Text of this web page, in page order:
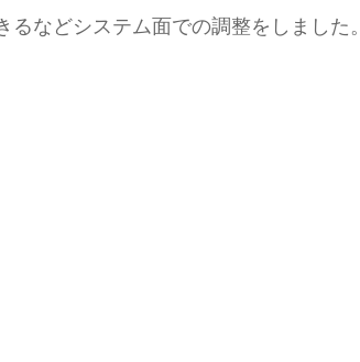
などシステム面での調整をしました。